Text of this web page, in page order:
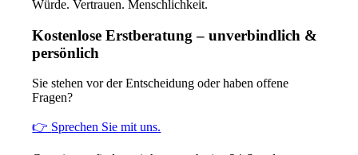
Würde. Vertrauen. Menschlichkeit.
Kostenlose Erstberatung – unverbindlich &
persönlich
Sie stehen vor der Entscheidung oder haben offene
Fragen?
👉 Sprechen Sie mit uns.